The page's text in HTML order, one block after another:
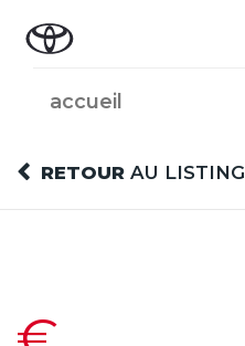
accueil
RETOUR AU LISTING